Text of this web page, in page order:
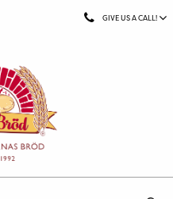
GIVE US A CALL!